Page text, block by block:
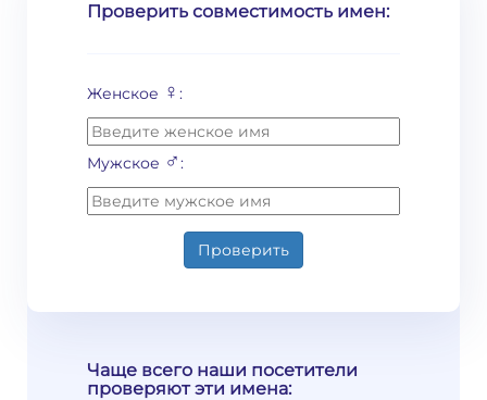
Проверить совместимость имен:
Женское ♀ :
Мужское ♂:
Проверить
Чаще всего наши посетители
проверяют эти имена: